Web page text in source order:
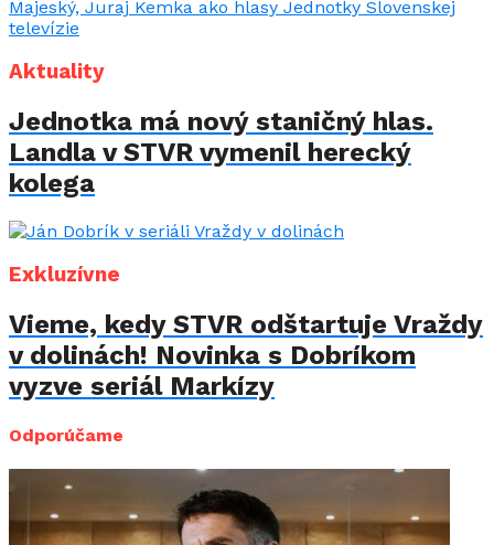
Aktuality
Jednotka má nový staničný hlas.
Landla v STVR vymenil herecký
kolega
Exkluzívne
Vieme, kedy STVR odštartuje Vraždy
v dolinách! Novinka s Dobríkom
vyzve seriál Markízy
Odporúčame